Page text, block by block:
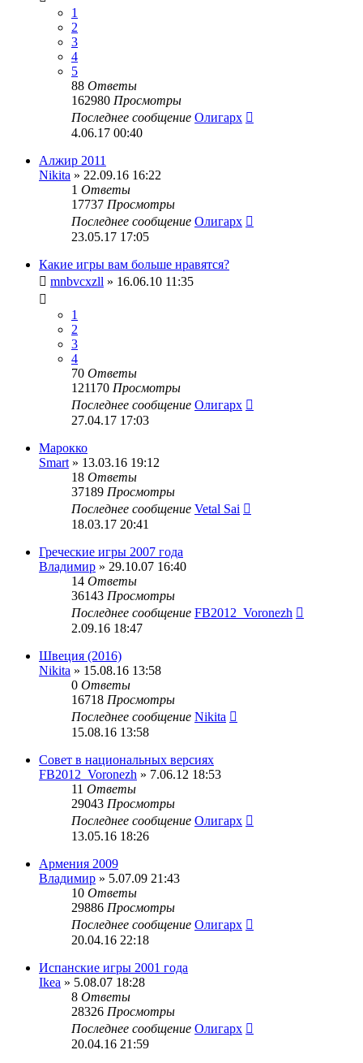
1
2
3
4
5
88 Ответы
162980 Просмотры
Последнее сообщение Олигарх
4.06.17 00:40
Алжир 2011
Nikita » 22.09.16 16:22
1 Ответы
17737 Просмотры
Последнее сообщение Олигарх
23.05.17 17:05
Какие игры вам больше нравятся?
mnbvcxzll » 16.06.10 11:35
1
2
3
4
70 Ответы
121170 Просмотры
Последнее сообщение Олигарх
27.04.17 17:03
Марокко
Smart » 13.03.16 19:12
18 Ответы
37189 Просмотры
Последнее сообщение Vetal Sai
18.03.17 20:41
Греческие игры 2007 года
Владимир » 29.10.07 16:40
14 Ответы
36143 Просмотры
Последнее сообщение FB2012_Voronezh
2.09.16 18:47
Швеция (2016)
Nikita » 15.08.16 13:58
0 Ответы
16718 Просмотры
Последнее сообщение Nikita
15.08.16 13:58
Совет в национальных версиях
FB2012_Voronezh » 7.06.12 18:53
11 Ответы
29043 Просмотры
Последнее сообщение Олигарх
13.05.16 18:26
Армения 2009
Владимир » 5.07.09 21:43
10 Ответы
29886 Просмотры
Последнее сообщение Олигарх
20.04.16 22:18
Испанские игры 2001 года
Ikea » 5.08.07 18:28
8 Ответы
28326 Просмотры
Последнее сообщение Олигарх
20.04.16 21:59